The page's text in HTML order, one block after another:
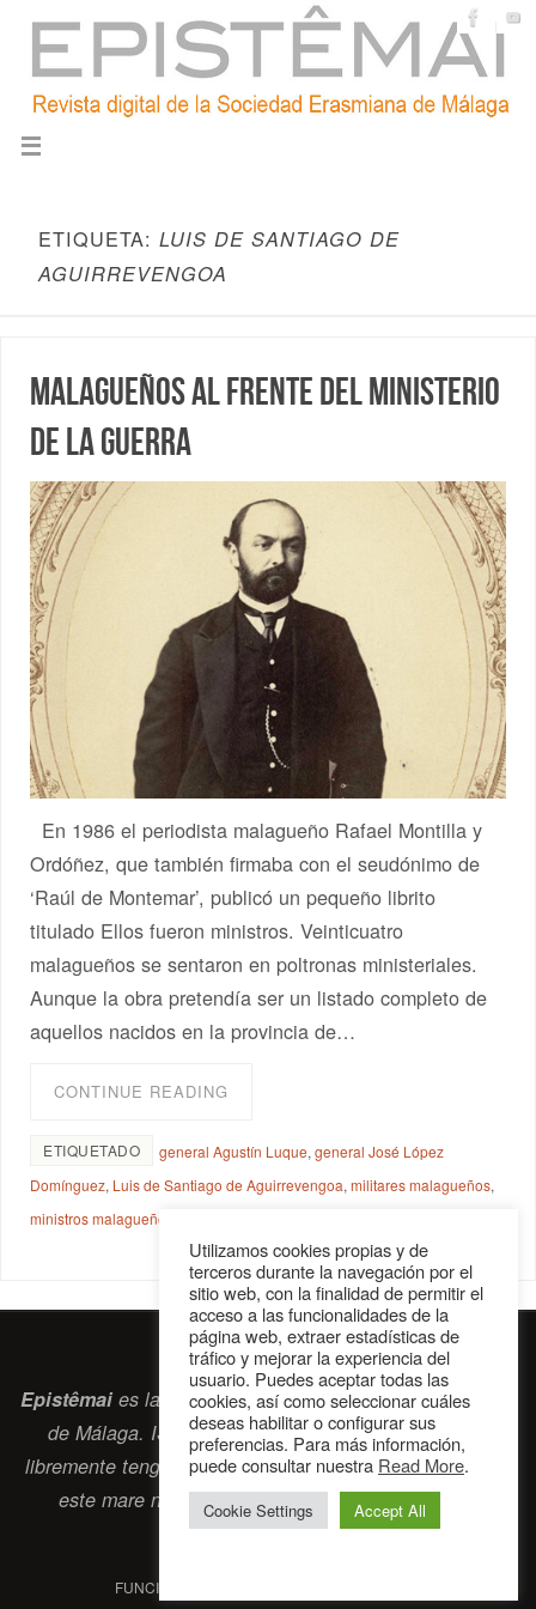
ETIQUETA: LUIS DE SANTIAGO DE
AGUIRREVENGOA
Malagueños al frente del Ministerio
de la Guerra
En 1986 el periodista malagueño Rafael Montilla y
Ordóñez, que también firmaba con el seudónimo de
‘Raúl de Montemar’, publicó un pequeño librito
titulado Ellos fueron ministros. Veinticuatro
malagueños se sentaron en poltronas ministeriales.
Aunque la obra pretendía ser un listado completo de
aquellos nacidos en la provincia de…
CONTINUE READING
ETIQUETADO general Agustín Luque,general José López
Domínguez, Luis de Santiago de Aguirrevengoa,militares malagueños,
ministros malagueños
Epistêmaies la revista digital de la Sociedad Erasmiana
de Málaga. ISSN 2697-2468. Bienvenidos cuantos
libremente tengan algo que intercambiar navegando por
este mare nostrumque es el océano erasmiano.
contacto@epistemai.es
FUNCIONA CON
Utilizamos cookies propias y de
terceros durante la navegación por el
sitio web, con la finalidad de permitir el
acceso a las funcionalidades de la
página web, extraer estadísticas de
tráfico y mejorar la experiencia del
usuario. Puedes aceptar todas las
cookies, así como seleccionar cuáles
deseas habilitar o configurar sus
preferencias. Para más información,
puede consultar nuestra Read More.
Cookie Settings Accept All